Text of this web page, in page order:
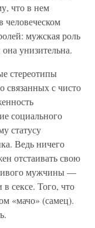
что в нем
человеческом
мужская роль
унизительна.
стереотипы
связанных с чисто
социального
статусу
Ведь ничего
отстаивать свою
мужчины —
сексе. Того, что
«мачо» (самец).